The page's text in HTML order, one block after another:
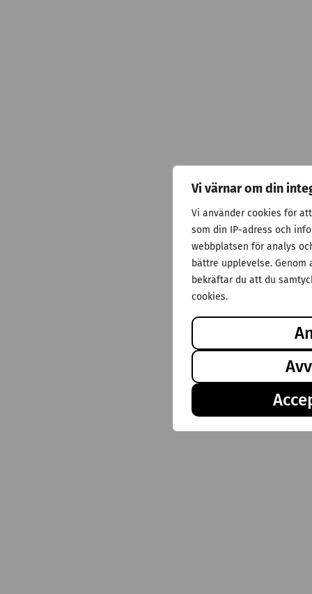
Vi värnar om din
Vi använder cookies för
som din IP-adress och
webbplatsen för analys
bättre upplevelse.
bekräftar du att du
cookies.